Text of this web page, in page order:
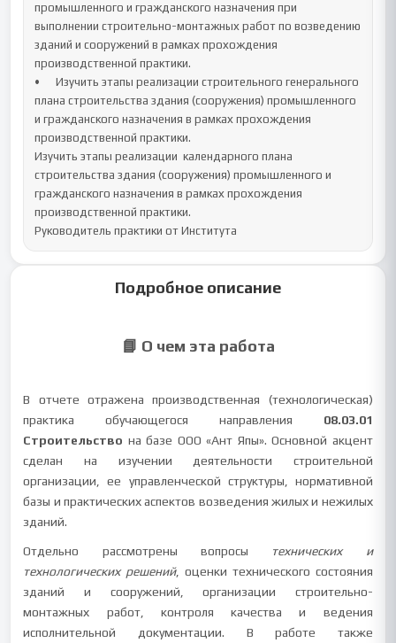
промышленного и гражданского назначения при
выполнении строительно-монтажных работ по возведению
зданий и сооружений в рамках прохождения
производственной практики.
•	Изучить этапы реализации строительного генерального
плана строительства здания (сооружения) промышленного
и гражданского назначения в рамках прохождения
производственной практики.
Изучить этапы реализации  календарного плана
строительства здания (сооружения) промышленного и
гражданского назначения в рамках прохождения
производственной практики.
Руководитель практики от Института
Подробное описание
📘 О чем эта работа
В отчете отражена производственная (технологическая)
практика обучающегося направления 08.03.01
Строительство на базе ООО «Ант Япы». Основной акцент
сделан на изучении деятельности строительной
организации, ее управленческой структуры, нормативной
базы и практических аспектов возведения жилых и нежилых
зданий.
Отдельно рассмотрены вопросы технических и
технологических решений, оценки технического состояния
зданий и сооружений, организации строительно-
монтажных работ, контроля качества и ведения
исполнительной документации. В работе также